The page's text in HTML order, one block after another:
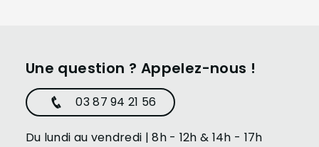
Une question ? Appelez-nous !
03 87 94 21 56
Du lundi au vendredi | 8h - 12h & 14h - 17h